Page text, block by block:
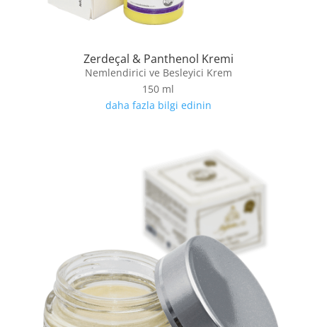
Zerdeçal & Panthenol Kremi
Nemlendirici ve Besleyici Krem
150 ml
daha fazla bilgi edinin